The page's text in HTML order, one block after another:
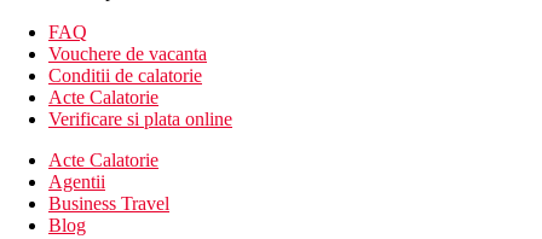
dotarile de mai sus):
Camera single Superior
Camera dubla Superior Sea Front: vedere la mare
Camera de familie Deluxe, 2 dormitoare: 2 camere
Divertisment
Programe de animatie.
FAQ
Vouchere de vacanta
Conditii de calatorie
Acte Calatorie
Verificare si plata online
Acte Calatorie
Agentii
Business Travel
Blog